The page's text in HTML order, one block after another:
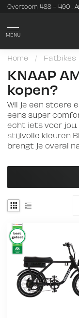
Overtoom 488 - 490 ,
MENU
Home / Fatbikes
KNAAP
kopen?
Wil je een stoere
eens super
echt iets voor jou.
stijlvolle kleuren
brengt je overal